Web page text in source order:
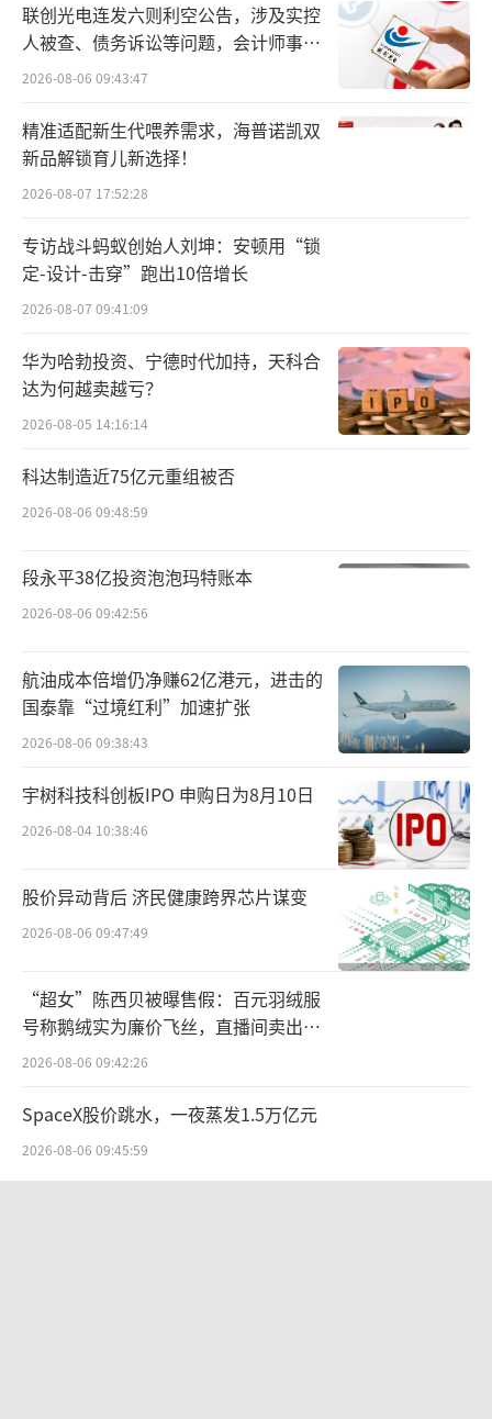
联创光电连发六则利空公告，涉及实控
人被查、债务诉讼等问题，会计师事务
所曾出具“保留意见”
2026-08-06 09:43:47
精准适配新生代喂养需求，海普诺凯双
新品解锁育儿新选择！
2026-08-07 17:52:28
专访战斗蚂蚁创始人刘坤：安顿用“锁
定-设计-击穿”跑出10倍增长
2026-08-07 09:41:09
华为哈勃投资、宁德时代加持，天科合
达为何越卖越亏？
2026-08-05 14:16:14
科达制造近75亿元重组被否
2026-08-06 09:48:59
段永平38亿投资泡泡玛特账本
2026-08-06 09:42:56
航油成本倍增仍净赚62亿港元，进击的
国泰靠“过境红利”加速扩张
2026-08-06 09:38:43
宇树科技科创板IPO 申购日为8月10日
2026-08-04 10:38:46
股价异动背后 济民健康跨界芯片谋变
2026-08-06 09:47:49
“超女”陈西贝被曝售假：百元羽绒服
号称鹅绒实为廉价飞丝，直播间卖出超
百万元
2026-08-06 09:42:26
SpaceX股价跳水，一夜蒸发1.5万亿元
2026-08-06 09:45:59